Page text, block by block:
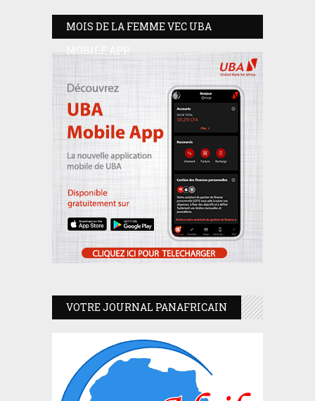
MOIS DE LA FEMME VEC UBA
MOBILE APP
VOTRE JOURNAL PANAFRICAIN